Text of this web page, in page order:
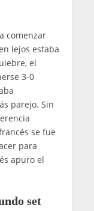
comenzar
lejos estaba
el
3-0
parejo. Sin
se fue
para
apuro el
set